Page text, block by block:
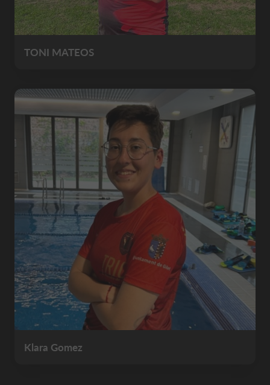
TONI MATEOS
Klara Gomez